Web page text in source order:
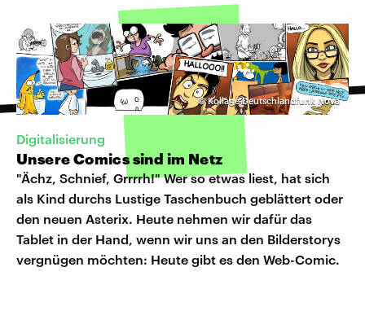
©Kollage Deutschlandfunk Nova
Digitalisierung
Unsere Comics sind im Netz
"Ächz, Schnief, Grrrrh!" Wer so etwas liest, hat sich
als Kind durchs Lustige Taschenbuch geblättert oder
den neuen Asterix. Heute nehmen wir dafür das
Tablet in der Hand, wenn wir uns an den Bilderstorys
vergnügen möchten: Heute gibt es den Web-Comic.